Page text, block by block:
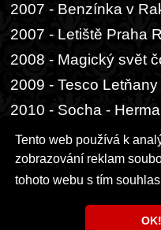
Tento web používá k
zobrazování reklam
tohoto webu s tím
OK!
2007 - Benzínka v
2007 - Letiště Praha
2008 - Magický svět
2009 - Tesco Letňany
2010 - Socha -
2014 - Buenos Aires,
17 - Ostatní